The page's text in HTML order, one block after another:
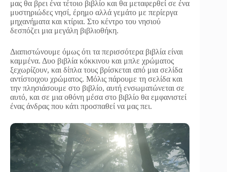
μας θα βρει ένα τέτοιο βιβλίο και θα μεταφερθεί σε ένα
μυστηριώδες νησί, έρημο αλλά γεμάτο με περίεργα
μηχανήματα και κτίρια. Στο κέντρο του νησιού
δεσπόζει μια μεγάλη βιβλιοθήκη.
Διαπιστώνουμε όμως ότι τα περισσότερα βιβλία είναι
καμμένα. Δυο βιβλία κόκκινου και μπλε χρώματος
ξεχωρίζουν, και δίπλα τους βρίσκεται από μια σελίδα
αντίστοιχου χρώματος. Μόλις πάρουμε τη σελίδα και
την πλησιάσουμε στο βιβλίο, αυτή ενσωματώνεται σε
αυτό, και σε μια οθόνη μέσα στο βιβλίο θα εμφανιστεί
ένας άνδρας που κάτι προσπαθεί να μας πει.